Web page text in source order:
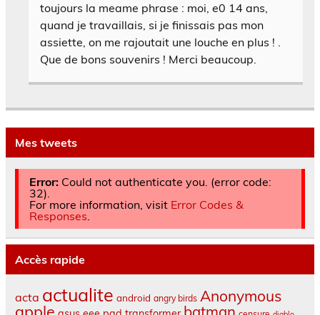
toujours la meame phrase : moi, e0 14 ans,
quand je travaillais, si je finissais pas mon
assiette, on me rajoutait une louche en plus ! .
Que de bons souvenirs ! Merci beaucoup.
Mes tweets
Error:Could not authenticate you. (error code:
32).
For more information, visit Error Codes &
Responses
Accès rapide
acta actualite android angry birds Anonymous
apple